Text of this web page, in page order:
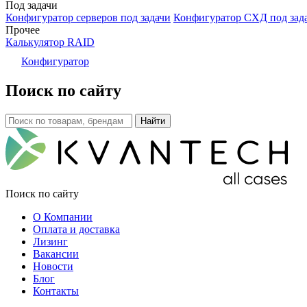
Под задачи
Конфигуратор серверов под задачи Конфигуратор СХД под
Прочее
Калькулятор RAID
Конфигуратор
Поиск по сайту
Поиск по сайту
О Компании
Оплата и доставка
Лизинг
Вакансии
Новости
Блог
Контакты